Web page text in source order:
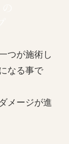
つが施術し
なる事で
メージが進